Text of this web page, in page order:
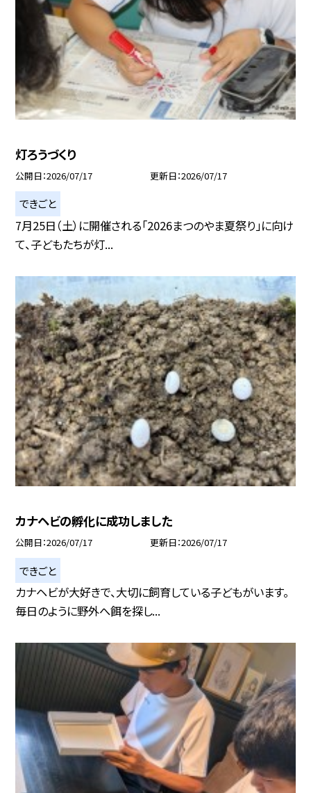
灯ろうづくり
公開日 2026/07/17 更新日 2026/07/17
できごと
7月25日（土）に開催される「2026まつのやま夏祭り」に向け
て、子どもたちが灯...
カナヘビの孵化に成功しました
公開日 2026/07/17 更新日 2026/07/17
できごと
カナヘビが大好きで、大切に飼育している子どもがいます。
毎日のように野外へ餌を探し...